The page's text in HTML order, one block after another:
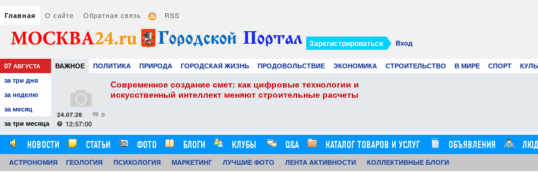
Главная О сайте Обратная связь RSS
Вход
Зарегистрироваться
07 АВГУСТА ВАЖНОЕ ПОЛИТИКА ПРИРОДА ГОРОДСКАЯ ЖИЗНЬ ПРОДОВОЛЬСТВИЕ ЭКОНОМИКА СТРОИТЕЛЬСТВО В МИРЕ СПОРТ
РАЗВЛЕЧЕНИЯ И ОТДЫХ
за три дня
за неделю
за месяц
за три месяца
и
0
24.07.26
12:57:00
Современное создание смет: как цифровые технологии и
искусственный интеллект меняют строительные расчеты
НОВОСТИ СТАТЬИ ФОТО БЛОГИ КЛУБЫ Q&A КАТАЛОГ ТОВАРОВ И УСЛУГ ОБЪЯВЛЕНИЯ
АСТРОНОМИЯ ГЕОЛОГИЯ ПСИХОЛОГИЯ МАРКЕТИНГ ЛУЧШИЕ ФОТО ЛЕНТА АКТИВНОСТИ КОЛЛЕКТИВНЫЕ БЛОГИ